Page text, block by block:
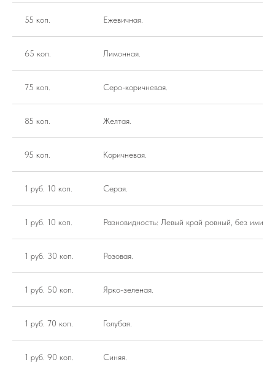
55 коп. Ежевичная.
65 коп. Лимонная.
75 коп. Серо-коричневая.
85 коп. Желтая.
95 коп. Коричневая.
1 руб. 10 коп. Серая.
1 руб. 10 коп. Разновидность: Левый край ровный, без
1 руб. 30 коп. Розовая.
1 руб. 50 коп. Ярко-зеленая.
1 руб. 70 коп. Голубая.
1 руб. 90 коп. Синяя.